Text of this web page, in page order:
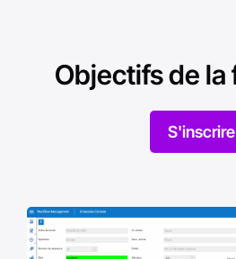
Objectifs de la
S'inscrire